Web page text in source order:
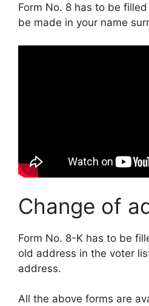
Form No. 8 has to be
be made in your name
Change of
Form No. 8-K has to be
old address in the voter
address.
All the above forms are